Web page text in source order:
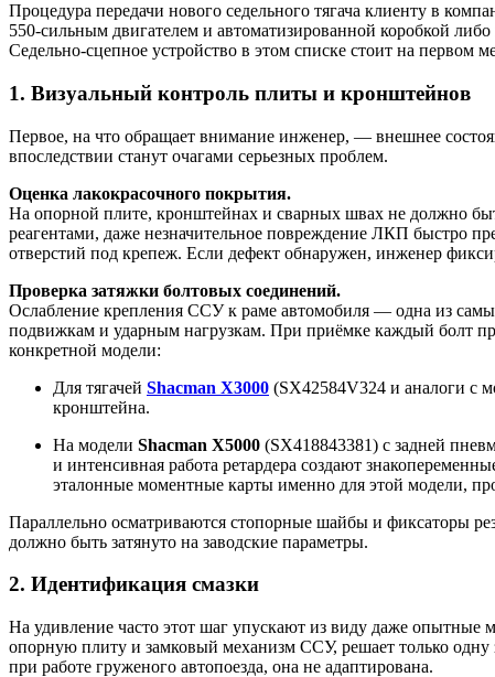
Процедура передачи нового седельного тягача клиенту в
550-сильным двигателем и автоматизированной коробкой
Седельно-сцепное устройство в этом списке стоит на первом
1. Визуальный контроль плиты и кронштейнов
Первое, на что обращает внимание инженер, — внешнее
впоследствии станут очагами серьезных проблем.
Оценка лакокрасочного покрытия.
На опорной плите, кронштейнах и сварных швах не должно
реагентами, даже незначительное повреждение ЛКП быстро
отверстий под крепеж. Если дефект обнаружен, инженер
Проверка затяжки болтовых соединений.
Ослабление крепления ССУ к раме автомобиля — одна из
подвижкам и ударным нагрузкам. При приёмке каждый болт
конкретной модели:
Для тягачей Shacman X3000 (SX42584V324 и аналоги с
кронштейна.
На модели Shacman X5000 (SX418843381) с задней
и интенсивная работа ретардера создают
эталонные моментные карты именно для этой модели,
Параллельно осматриваются стопорные шайбы и фиксаторы
должно быть затянуто на заводские параметры.
2. Идентификация смазки
На удивление часто этот шаг упускают из виду даже опытные
опорную плиту и замковый механизм ССУ, решает только
при работе груженого автопоезда, она не адаптирована.